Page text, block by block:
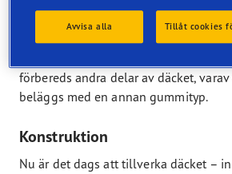
Pressning
Det kylda gummit skärs i remsor som
förbereds andra delar av däcket,
beläggs med en annan gummityp.
Konstruktion
Nu är det dags att tillverka däcket –
Avvisa alla Tillåt cookies